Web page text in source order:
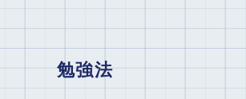
勉強法